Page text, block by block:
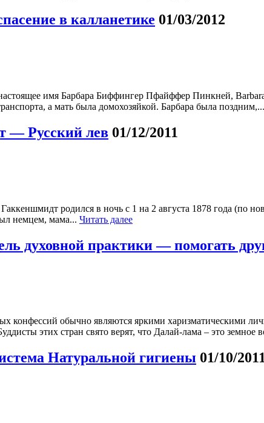
в калланетике 01/03/2012
имя Барбара Биффингер Пфайффер Пинкней,
а мать была домохозяйкой. Барбара была поздним,...
— Русский лев 01/12/2011
родился в ночь с 1 на 2 августа 1878 года (по
немцем, мама... Читать далее
духовной практики — помогать
конфессий обычно являются яркими харизматическими
этих стран свято верят, что Далай-лама – это земное
Натуральной гигиены 01/10/